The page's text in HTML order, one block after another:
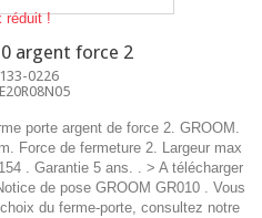
réduit !
argent force 2
0226
porte argent de force 2. GROOM.
Force de fermeture 2. Largeur max
. Garantie 5 ans. . > A télécharger
de pose GROOM GR010 . Vous
du ferme-porte, consultez notre